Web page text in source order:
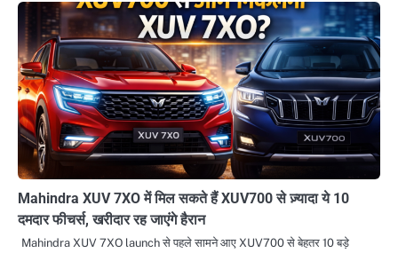
Mahindra XUV 7XO में मिल सकते हैं XUV700 से ज़्यादा ये 10
दमदार फीचर्स, खरीदार रह जाएंगे हैरान
Mahindra XUV 7XO launch से पहले सामने आए XUV700 से बेहतर 10 बड़े